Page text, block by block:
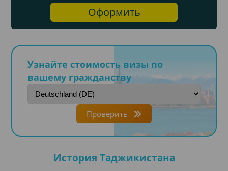
Оформить
Узнайте стоимость визы по
вашему гражданству
Проверить
История Таджикистана